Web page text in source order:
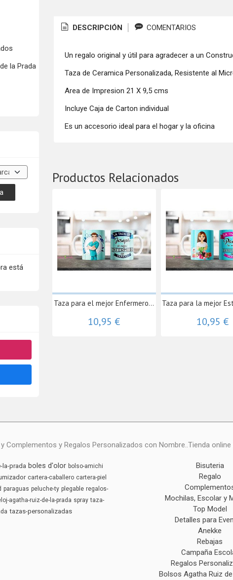
la Prada
está
DESCRIPCIÓN COMENTARIOS
Un regalo original y útil para agradecer a un
Taza de Ceramica Personalizada, Resistente al
Area de Impresion 21 X 9,5 cms
Incluye Caja de Carton individual
Es un accesorio ideal para el hogar y la oficina
Productos Relacionados
Taza para el mejor Enfermero...
10,95 €
Taza para la mejor
10,95 €
Complementos y Regalos Personalizados con Nombre..Tienda
la-prada boles d'olor bolso-amichi
cartera-caballero cartera-piel
paraguas peluche-ty plegable regalos-
agatha-ruiz-de-la-prada spray taza-
tazas-personalizadas
Bisuteria
Regalo
Mochilas, Escolar y
Top Model
Detalles para
Anekke
Rebajas
Campaña
Regalos
Bolsos Agatha Ruiz